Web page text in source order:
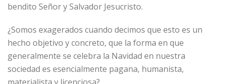
bendito Señor y Salvador Jesucristo.
¿Somos exagerados cuando decimos que esto es un
hecho objetivo y concreto, que la forma en que
generalmente se celebra la Navidad en nuestra
sociedad es esencialmente pagana, humanista,